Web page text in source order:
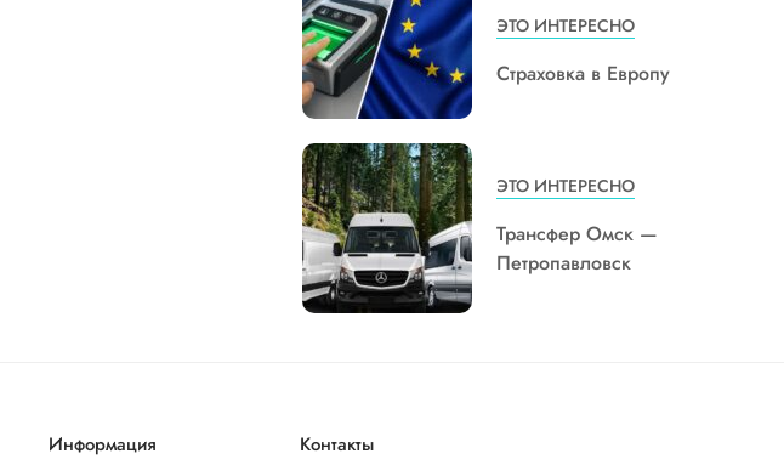
ЭТО ИНТЕРЕСНО
Страховка в Европу
ЭТО ИНТЕРЕСНО
Трансфер Омск —
Петропавловск
Информация Контакты